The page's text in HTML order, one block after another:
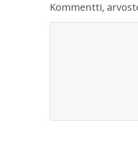
Kommentti,